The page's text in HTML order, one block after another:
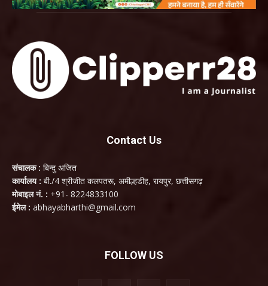
Contact Us
संचालक : बिन्दु अजित
कार्यालय : बी./4 श्रीजीत कलपतरू, अमील्हडीह, रायपुर, छत्तीसगढ़
मोबाइल नं. : +91- 8224833100
ईमेल : abhayabharthi@gmail.com
FOLLOW US